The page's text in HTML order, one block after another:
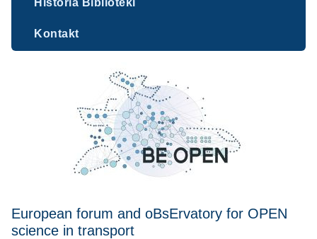
Historia Biblioteki
Kontakt
European forum and oBsErvatory for OPEN
science in transport